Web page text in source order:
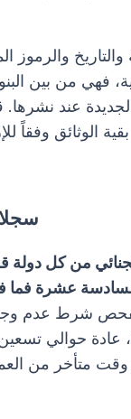
والتاريخ والرموز
فهي من بين
عند نشرها.
الوثائق وفقاً
من كل دولة
عشرة فما
شرط عدم وجود
عادة حوالي